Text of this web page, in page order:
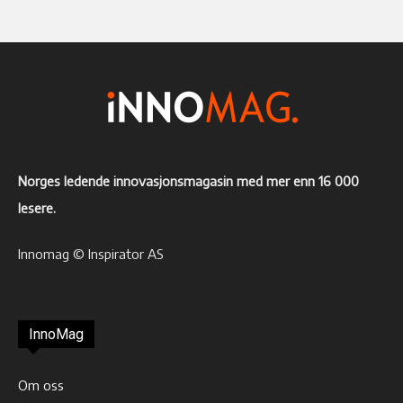
Norges ledende innovasjonsmagasin med mer enn 16 000
lesere.
Innomag © Inspirator AS
InnoMag
Om oss